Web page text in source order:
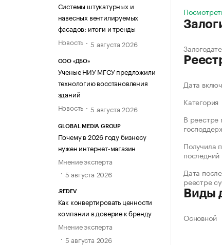
Системы штукатурных и
навесных вентилируемых
фасадов: итоги и тренды
Новость
5 августа 2026
ООО «ДБО»
Ученые НИУ МГСУ предложили
технологию восстановления
зданий
Новость
5 августа 2026
GLOBAL MEDIA GROUP
Почему в 2026 году бизнесу
нужен интернет-магазин
Мнение эксперта
5 августа 2026
.REDEV
Как конвертировать ценности
компании в доверие к бренду
Мнение эксперта
5 августа 2026
Дата
Категория
В реестре
Получила
последний
Дата
реестре
Виды
Основной